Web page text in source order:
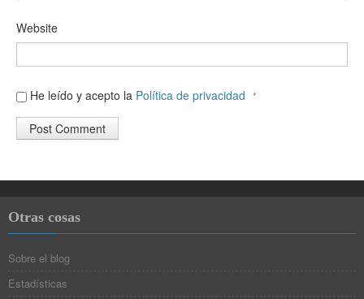
Website
He leído y acepto la Política de privacidad *
Otras cosas
Sobre el blog
Estadísticas